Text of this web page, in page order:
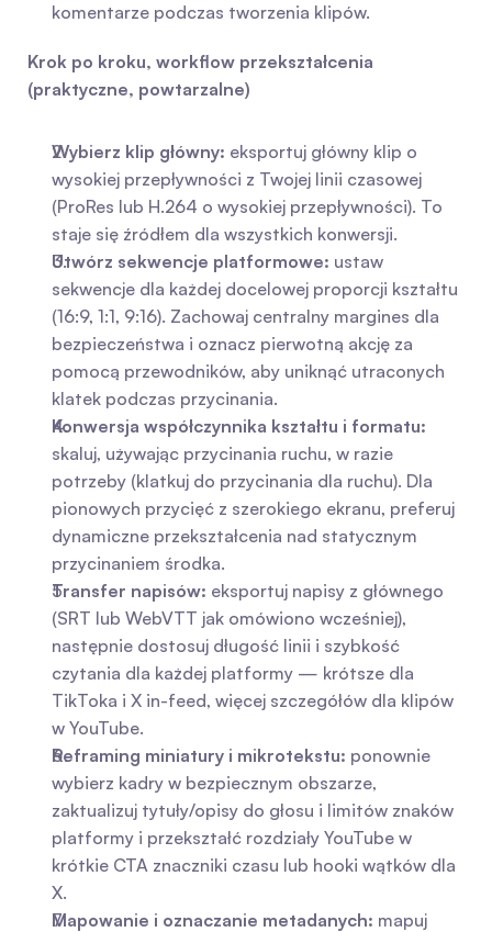
komentarze podczas tworzenia klipów.
Krok po kroku, workflow przekształcenia
(praktyczne, powtarzalne)
Wybierz klip główny: eksportuj główny klip o
wysokiej przepływności z Twojej linii czasowej
(ProRes lub H.264 o wysokiej przepływności). To
staje się źródłem dla wszystkich konwersji.
Utwórz sekwencje platformowe: ustaw
sekwencje dla każdej docelowej proporcji kształtu
(16:9, 1:1, 9:16). Zachowaj centralny margines dla
bezpieczeństwa i oznacz pierwotną akcję za
pomocą przewodników, aby uniknąć utraconych
klatek podczas przycinania.
Konwersja współczynnika kształtu i formatu:
skaluj, używając przycinania ruchu, w razie
potrzeby (klatkuj do przycinania dla ruchu). Dla
pionowych przycięć z szerokiego ekranu, preferuj
dynamiczne przekształcenia nad statycznym
przycinaniem środka.
Transfer napisów: eksportuj napisy z głównego
(SRT lub WebVTT jak omówiono wcześniej),
następnie dostosuj długość linii i szybkość
czytania dla każdej platformy — krótsze dla
TikToka i X in-feed, więcej szczegółów dla klipów
w YouTube.
Reframing miniatury i mikrotekstu: ponownie
wybierz kadry w bezpiecznym obszarze,
zaktualizuj tytuły/opisy do głosu i limitów znaków
platformy i przekształć rozdziały YouTube w
krótkie CTA znaczniki czasu lub hooki wątków dla
X.
Mapowanie i oznaczanie metadanych: mapuj